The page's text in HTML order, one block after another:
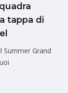
tappa di
Summer Grand